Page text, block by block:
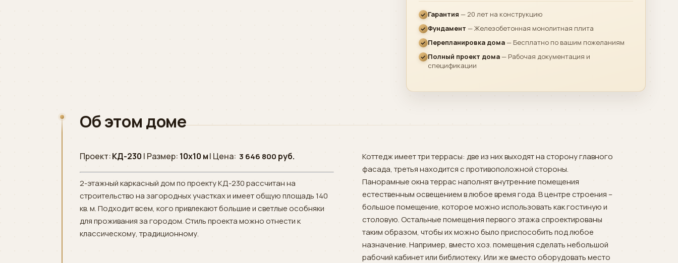
Гарантия — 20 лет на конструкцию
Фундамент — Железобетонная монолитная плита
Перепланировка дома— Бесплатно по вашим пожеланиям
Полный проект дома— Рабочая документация и
спецификации
Об этом доме
Проект:КД-230 | Размер: 10х10 м| Цена: 3 646 800 руб.
2-этажный каркасный дом по проекту КД-230 рассчитан на
строительство на загородных участках и имеет общую площадь 140
кв. м. Подходит всем, кого привлекают большие и светлые особняки
для проживания за городом. Стиль проекта можно отнести к
классическому, традиционному.
Коттедж имеет три террасы: две из них выходят на сторону главного
фасада, третья находится с противоположной стороны.
Панорамные окна террас наполнят внутренние помещения
естественным освещением в любое время года. В центре строения –
большое помещение, которое можно использовать как гостиную и
столовую. Остальные помещения первого этажа спроектированы
таким образом, чтобы их можно было приспособить под любое
назначение. Например, вместо хоз. помещения сделать небольшой
рабочий кабинет или библиотеку. Или же вместо оборудовать место